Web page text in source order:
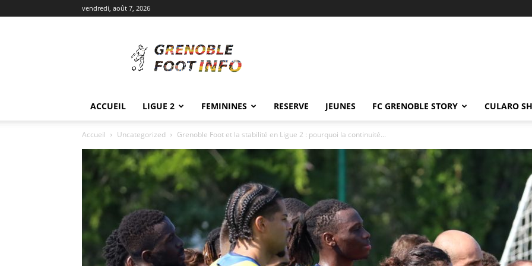
vendredi, août 7, 2026
Foot
Info
ACCUEIL LIGUE 2 FEMININES RESERVE JEUNES FC GRENOBLE STORY CULARO
Accueil Uncategorized Grenoble Foot et la stabilité en Ligue 2 : pourquoi la continuité...